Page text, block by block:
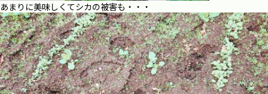
あまりに美味しくてシカの被害も・・・